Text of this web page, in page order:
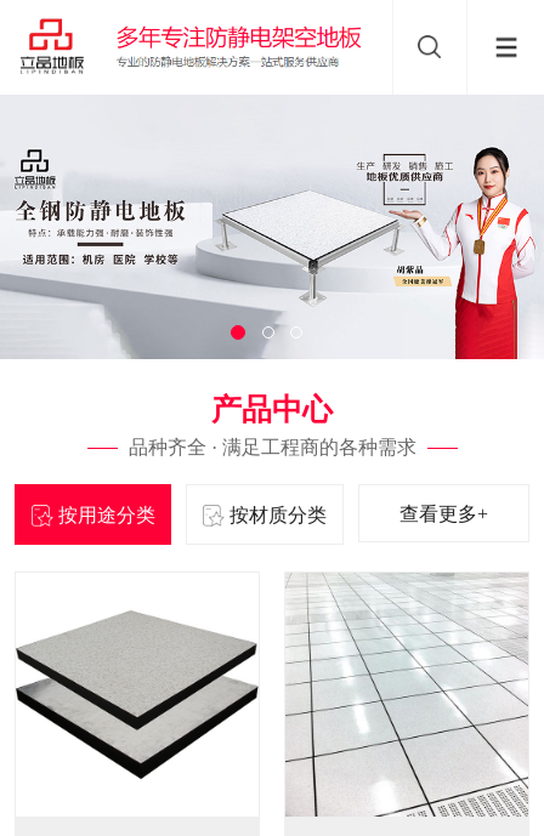
产品中心
品种齐全 · 满足工程商的各种需求
按用途分类 按材质分类 查看更多+